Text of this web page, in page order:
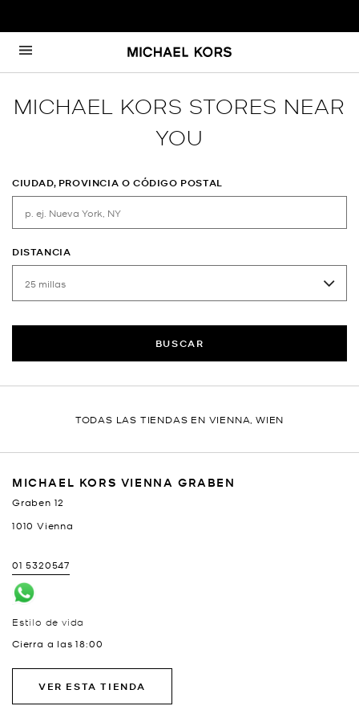
Ir al contenido
Volver a navegación
MICHAEL KORS STORES NEAR
YOU
CIUDAD, PROVINCIA O CÓDIGO POSTAL
DISTANCIA
BUSCAR
TODAS LAS TIENDAS EN VIENNA, WIEN
MICHAEL KORS VIENNA GRABEN
Graben 12
1010 Vienna
01 5320547
Estilo de vida
Cierra a las18:00
VER ESTA TIENDA